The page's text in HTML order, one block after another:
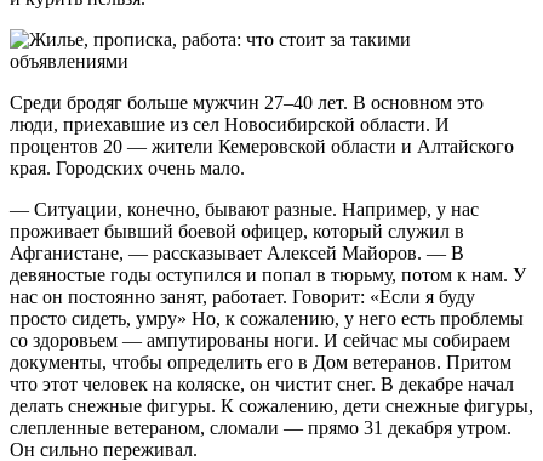
Среди бродяг больше мужчин 27–40 лет. В основном это
люди, приехавшие из сел Новосибирской области. И
процентов 20 — жители Кемеровской области и Алтайского
края. Городских очень мало.
— Ситуации, конечно, бывают разные. Например, у нас
проживает бывший боевой офицер, который служил в
Афганистане, — рассказывает Алексей Майоров. — В
девяностые годы оступился и попал в тюрьму, потом к нам. У
нас он постоянно занят, работает. Говорит: «Если я буду
просто сидеть, умру» Но, к сожалению, у него есть проблемы
со здоровьем — ампутированы ноги. И сейчас мы собираем
документы, чтобы определить его в Дом ветеранов. Притом
что этот человек на коляске, он чистит снег. В декабре начал
делать снежные фигуры. К сожалению, дети снежные фигуры,
слепленные ветераном, сломали — прямо 31 декабря утром.
Он сильно переживал.